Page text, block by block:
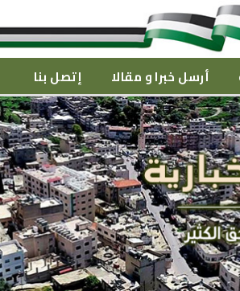
أرسل خبرا و مقالا إتصل بنا